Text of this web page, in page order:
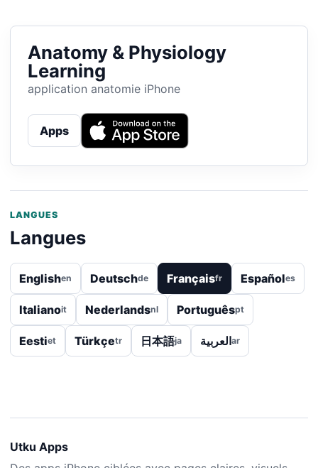
Anatomy & Physiology
Learning
application anatomie iPhone
Apps
LANGUES
Langues
Englishen Deutschde Françaisfr Españoles
Italianoit Nederlandsnl Portuguêspt
Eestiet Türkçetr 日本語ja العربيةar
Utku Apps